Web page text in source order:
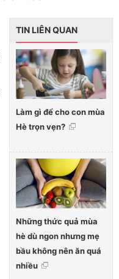
TIN LIÊN QUAN
Làm gì để cho con mùa
Hè trọn vẹn?
Những thức quả mùa
hè dù ngon nhưng mẹ
bầu không nên ăn quá
nhiều